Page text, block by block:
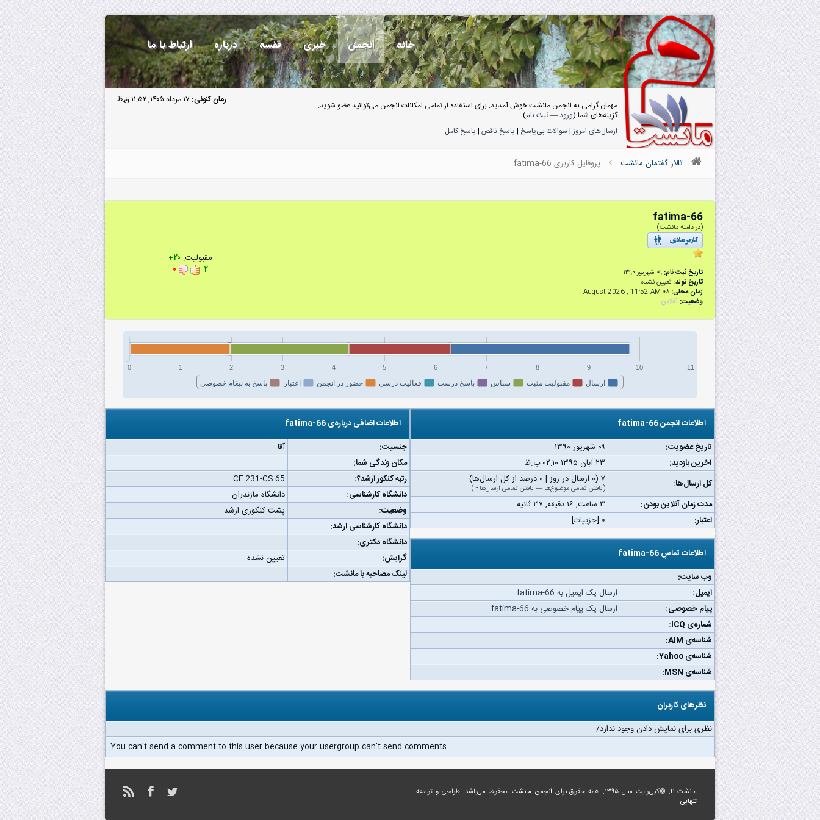
خانه انجمن خبری قفسه درباره ارتباط با ما
زمان کنونی: ۱۷ مرداد ۱۴۰۵, ۱۱:۵۲ ق.ظ
مهمان گرامی به انجمن مانشت خوش آمدید. برای استفاده از تمامی امکانات انجمن می‌توانید عضو شوید.
گزینه‌های شما (ورود—ثبت نام)
ارسال‌های امروز| سوالات بی‌پاسخ | پاسخ ناقص | پاسخ کامل
تالار گفتمان مانشت پروفایل کاربری fatima-66
fatima-66
(در دامنه مانشت)
تاریخ ثبت نام: ۰۹ شهریور ۱۳۹۰
تاریخ تولد: تعیین نشده
زمان محلی: ۰۸ August 2026 , 11:52 AM
وضعیت: آفلاین
مقبولیت: ۲۰+
۲
۰
ارسال مقبولیت مثبت سپاس پاسخ درست فعالیت درسی حضور در انجمن اعتبار پاسخ به پیغام خصوصی
0 1 2 3 4 5 6 7 8 9 10 11
اطلاعات انجمن fatima-66
تاریخ عضویت:
۰۹ شهریور ۱۳۹۰
آخرین بازدید:
۲۳ آبان ۱۳۹۵ ۰۲:۱۰ ب.ظ
کل ارسال‌ها:
۷ (۰ ارسال در روز | ۰ درصد از کل ارسال‌ها)
(یافتن تمامی موضوع‌ها — یافتن تمامی ارسال‌ها -
)
مدت زمان آنلاین بودن:
۳ ساعت, ۱۶ دقیقه, ۳۷ ثانیه
اعتبار:
۰ [جزییات]
اطلاعات تماسِ fatima-66
وب‌ سایت:
ایمیل:
ارسال یک ایمیل به fatima-66.
پیام خصوصی:
ارسال یک پیام خصوصی به fatima-66.
شماره‌ی ICQ:
شناسه‌ی AIM:
شناسه‌ی Yahoo:
شناسه‌ی MSN:
اطلاعات اضافی درباره‌ی fatima-66
جنسیت:
آقا
مکان زندگی شما:
رتبه کنکور ارشد؟:
CE:231-CS:65
دانشگاه کارشناسی:
دانشگاه مازندران
وضعیت:
پشت کنکوری ارشد
دانشگاه کارشناسی ارشد:
دانشگاه دکتری:
گرایش:
تعیین نشده
لینک مصاحبه با مانشت:
نظرهای کاربران
نظری برای نمایش دادن وجود ندارد/
You can't send a comment to this user because your usergroup can't send comments.
مانشت ۴: ©کپی‌رایت سال ۱۳۹۵. همه حقوق برای انجمن مانشت محفوظ می‌باشد. طراحی و توسعه
تنهایی